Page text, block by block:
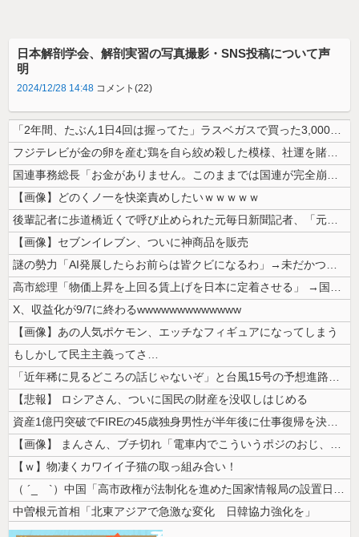
日本解剖学会、解剖実習の写真撮影・SNS投稿について声
明
2024/12/28 14:48 コメント(22)
「2年間、たぶん1日4回は握ってた」ラスベガスで買った3,000円のキ...
フジテレビが金の卵を産む鶏を自ら絞め殺した模様、社運を賭けたドル箱コン...
国連事務総長「お金がありません。このままでは国連が完全崩壊します。助け...
【画像】どのくノ一を快楽責めしたいｗｗｗｗｗ
後輩記者に歩道橋近くで呼び止められた元毎日新聞記者、「元毎日と名乗って...
【画像】セブンイレブン、ついに神商品を販売
謎の勢力「AI発展したらお前らは皆クビになるわ」→未だかつてAIのせい...
高市総理「物価上昇を上回る賃上げを日本に定着させる」 →国家公務員月給...
X、収益化が9/7に終わるwwwwwwwwwwwww
【画像】あの人気ポケモン、エッチなフィギュアになってしまう
もしかして民主主義ってさ…
「近年稀に見るどころの話じゃないぞ」と台風15号の予想進路に困惑する人...
【悲報】 ロシアさん、ついに国民の財産を没収しはじめる
資産1億円突破でFIREの45歳独身男性が半年後に仕事復帰を決意した「...
【画像】 まんさん、ブチ切れ「電車内でこういうポジのおじ、ガチでイラネ...
【ｗ】物凄くカワイイ子猫の取っ組み合い！
（ ´_ゝ`）中国「高市政権が法制化を進めた国家情報局の設置日が7月3...
中曽根元首相「北東アジアで急激な変化 日韓協力強化を」